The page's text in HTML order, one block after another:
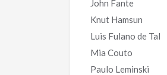
John Fante
Knut Hamsun
Luis Fulano de Tal
Mia Couto
Paulo Leminski